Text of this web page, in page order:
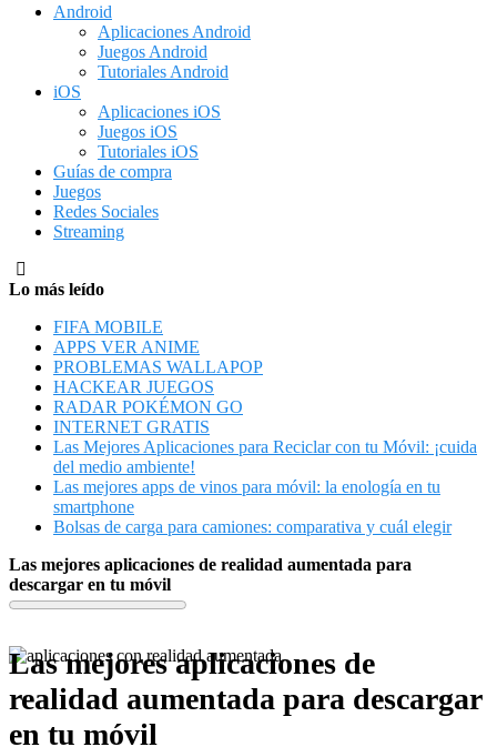
Android
Aplicaciones Android
Juegos Android
Tutoriales Android
iOS
Aplicaciones iOS
Juegos iOS
Tutoriales iOS
Guías de compra
Juegos
Redes Sociales
Streaming
Lo más leído
FIFA MOBILE
APPS VER ANIME
PROBLEMAS WALLAPOP
HACKEAR JUEGOS
RADAR POKÉMON GO
INTERNET GRATIS
Las Mejores Aplicaciones para Reciclar con tu Móvil: ¡cuida
del medio ambiente!
Las mejores apps de vinos para móvil: la enología en tu
smartphone
Bolsas de carga para camiones: comparativa y cuál elegir
Las mejores aplicaciones de realidad aumentada para
descargar en tu móvil
Las mejores aplicaciones de
realidad aumentada para descargar
en tu móvil